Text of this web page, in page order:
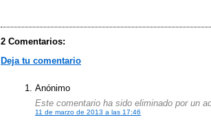
2 Comentarios:
Deja tu comentario
Anónimo
Este comentario ha sido eliminado por un
11 de marzo de 2013 a las 17:46